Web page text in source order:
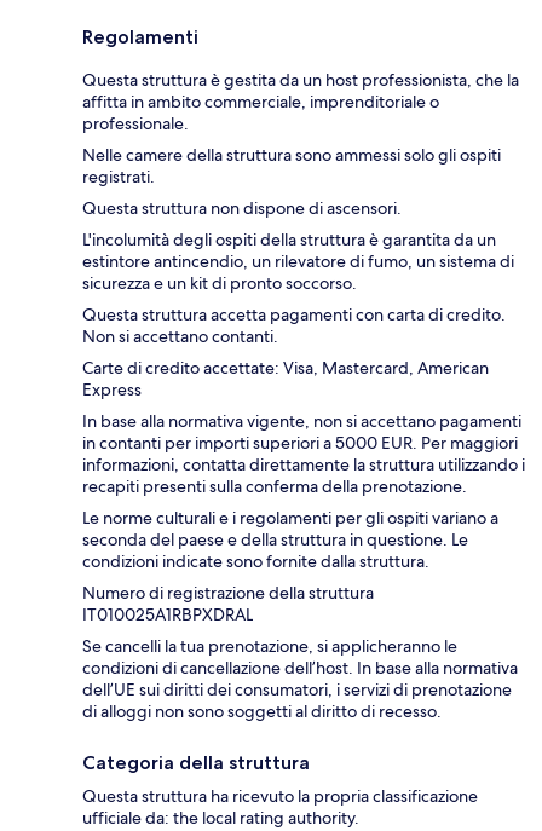
Regolamenti
Questa struttura è gestita da un host professionista, che la
affitta in ambito commerciale, imprenditoriale o
professionale.
Nelle camere della struttura sono ammessi solo gli ospiti
registrati.
Questa struttura non dispone di ascensori.
L'incolumità degli ospiti della struttura è garantita da un
estintore antincendio, un rilevatore di fumo, un sistema di
sicurezza e un kit di pronto soccorso.
Questa struttura accetta pagamenti con carta di credito.
Non si accettano contanti.
Carte di credito accettate: Visa, Mastercard, American
Express
In base alla normativa vigente, non si accettano pagamenti
in contanti per importi superiori a 5000 EUR. Per maggiori
informazioni, contatta direttamente la struttura utilizzando i
recapiti presenti sulla conferma della prenotazione.
Le norme culturali e i regolamenti per gli ospiti variano a
seconda del paese e della struttura in questione. Le
condizioni indicate sono fornite dalla struttura.
Numero di registrazione della struttura
IT010025A1RBPXDRAL
Se cancelli la tua prenotazione, si applicheranno le
condizioni di cancellazione dell’host. In base alla normativa
dell’UE sui diritti dei consumatori, i servizi di prenotazione
di alloggi non sono soggetti al diritto di recesso.
Categoria della struttura
Questa struttura ha ricevuto la propria classificazione
ufficiale da: the local rating authority.